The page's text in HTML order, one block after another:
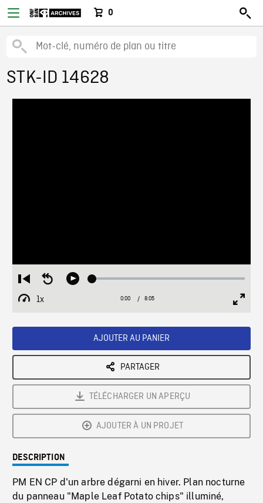
0
STK-ID 14628
Restart
from
beginning
Seek
Play Loaded:
1x
Playback
Current
0:00 / Duration
8:05
AJOUTER AU PANIER
PARTAGER
TÉLÉCHARGER UN APERÇU
AJOUTER À UN PROJET
DESCRIPTION
PM EN CP d'un arbre dégarni en hiver. Plan nocturne
du panneau "Maple Leaf Potato chips" illuminé,